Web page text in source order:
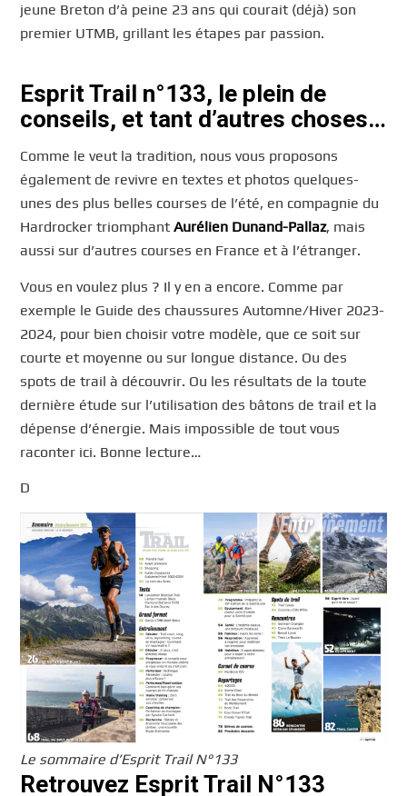
jeune Breton d’à peine 23 ans qui courait (déjà) son
premier UTMB, grillant les étapes par passion.
Esprit Trail n°133, le plein de
conseils, et tant d’autres choses…
Comme le veut la tradition, nous vous proposons
également de revivre en textes et photos quelques-
unes des plus belles courses de l’été, en compagnie du
Hardrocker triomphantAurélien Dunand-Pallaz, mais
aussi sur d’autres courses en France et à l’étranger.
Vous en voulez plus ? Il y en a encore. Comme par
exemple le Guide des chaussures Automne/Hiver 2023-
2024, pour bien choisir votre modèle, que ce soit sur
courte et moyenne ou sur longue distance. Ou des
spots de trail à découvrir. Ou les résultats de la toute
dernière étude sur l’utilisation des bâtons de trail et la
dépense d’énergie. Mais impossible de tout vous
raconter ici. Bonne lecture…
D
Le sommaire d’Esprit Trail N°133
Retrouvez Esprit Trail N°133